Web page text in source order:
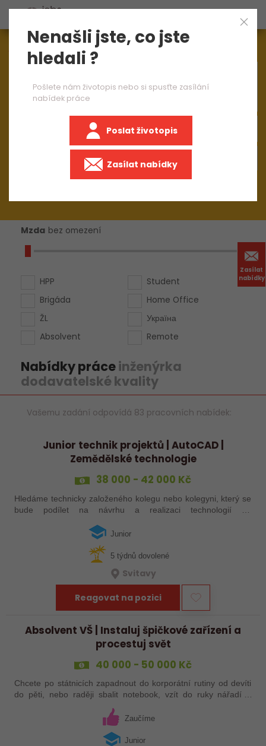
Zasílat
nabídky
Aktuálně1544nabídek práce
Mzda bez omezení
HPP
Brigáda
ŽL
Absolvent
Student
Home Office
Україна
Remote
Nabídky práceinženýrka
dodavatelské kvality
Vašemu zadání odpovídá 83 pracovních nabídek:
Junior technik projektů | AutoCAD |
Zemědělské technologie
38 000 - 42 000 Kč
Hledáme technicky založeného kolegu nebo kolegyni, který se
bude podílet na návrhu a realizaci technologií do
projekty, orientujete se ve…Junior
5 týdnů dovolené
Svitavy
Reagovat na pozici
Absolvent VŠ | Instaluj špičkové zařízení a
procestuj svět
40 000 - 50 000 Kč
Chcete po státnicích zapadnout do korporátní rutiny od devíti
do pěti, nebo raději sbalit notebook, vzít do ruky nářadí a
Zaučíme
Junior
Nenašli jste, co jste
hledali ?
Pošlete nám životopis nebo si spusťte zasílání
nabídek práce
Poslat životopis
Zasílat nabídky